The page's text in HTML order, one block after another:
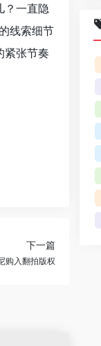
？一直隐
线索细节
紧张节奏
下一篇
购入翻拍版权